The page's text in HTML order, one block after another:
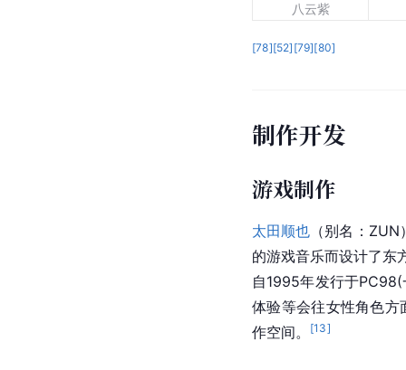
八云紫
[78][52] [79][80]
制作开发
游戏制作
太田顺也 （别名：
的游戏音乐而设计了东
自1995年发行于PC98(
体验等会往女性角色方
作空间。
[13]